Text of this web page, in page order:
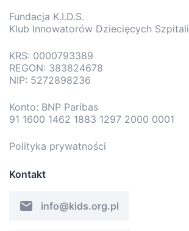
Fundacja K.I.D.S.
Klub Innowatorów Dziecięcych Szpitali
KRS: 0000793389
REGON: 383824678
NIP: 5272898236
Konto: BNP Paribas
91 1600 1462 1883 1297 2000 0001
Polityka prywatności
Kontakt
info@kids.org.pl